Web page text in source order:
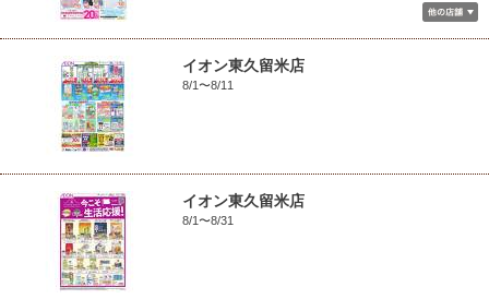
イオン東久留米店
8/1〜8/11
イオン東久留米店
8/1〜8/31